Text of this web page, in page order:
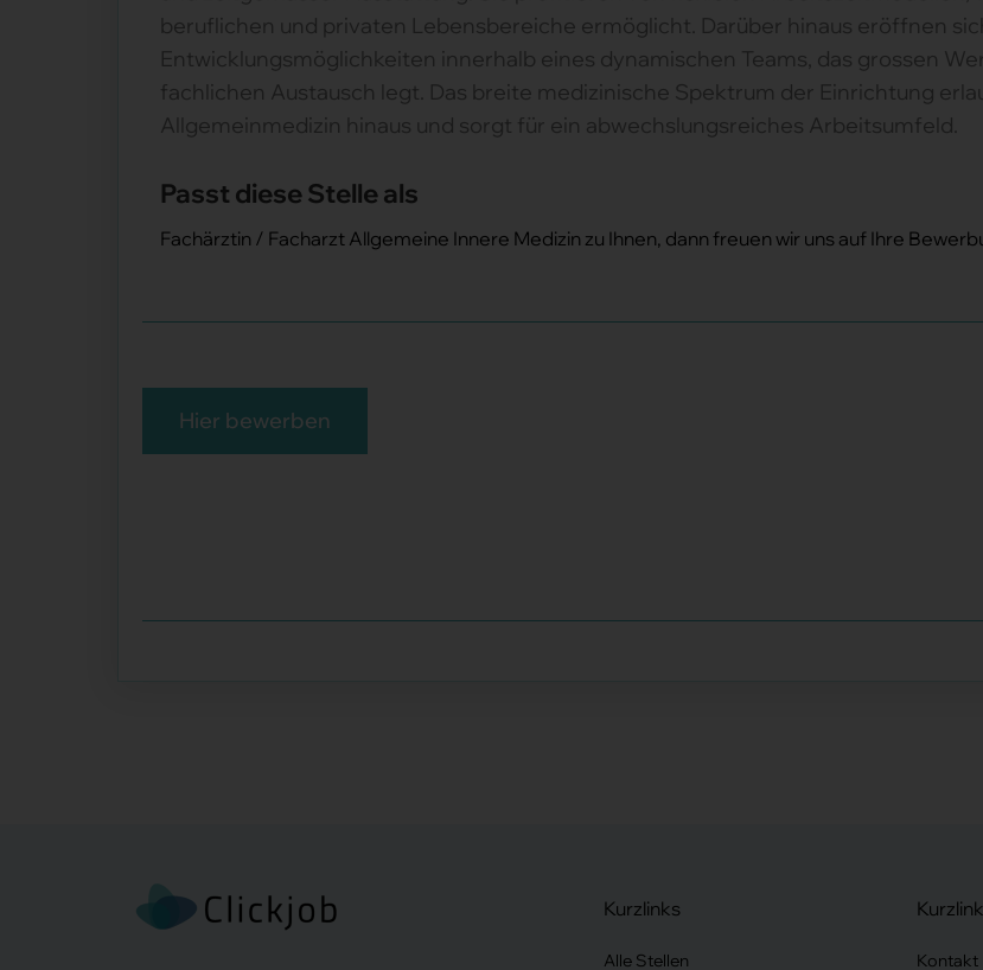
beruflichen und privaten Lebensbereiche ermöglicht. Darüber hinaus eröffnen
Entwicklungsmöglichkeiten innerhalb eines dynamischen Teams, das grossen
fachlichen Austausch legt. Das breite medizinische Spektrum der Einrichtung
Allgemeinmedizin hinaus und sorgt für ein abwechslungsreiches Arbeitsumfeld.
Passt diese Stelle als
Fachärztin / Facharzt Allgemeine Innere Medizin zu Ihnen, dann freuen wir uns auf Ihre
Hier bewerben
Kurzlinks
Alle Stellen Kontakt